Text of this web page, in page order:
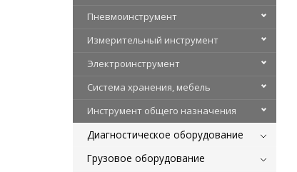
Пневмоинструмент
Измерительный инструмент
Электроинструмент
Система хранения, мебель
Инструмент общего назначения
Диагностическое оборудование
Грузовое оборудование